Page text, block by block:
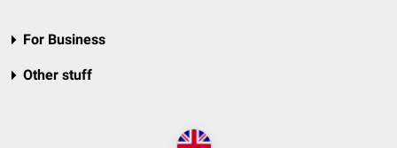
For Business
Other stuff